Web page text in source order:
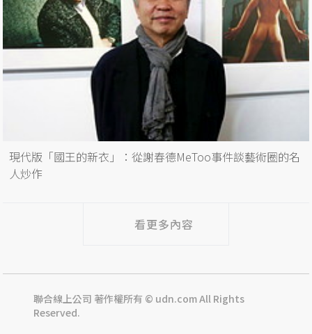
現代版「國王的新衣」：從謝春德MeToo事件談藝術圈的名
人炒作
看更多內容
聯合線上公司 著作權所有 © udn.com All Rights
Reserved.